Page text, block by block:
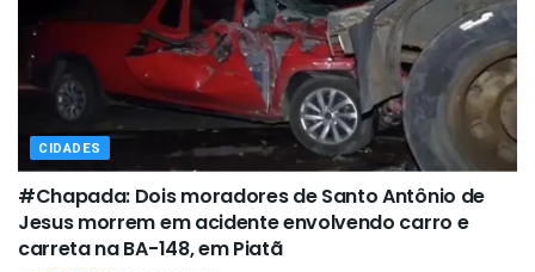
CIDADES
#Chapada: Dois moradores de Santo Antônio de
Jesus morrem em acidente envolvendo carro e
carreta na BA-148, em Piatã